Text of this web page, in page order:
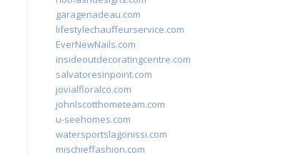
garagenadeau.com
lifestylechauffeurservice.com
EverNewNails.com
insideoutdecoratingcentre.com
salvatoresinpoint.com
jovialfloralco.com
johnlscotthometeam.com
u-seehomes.com
watersportslagonissi.com
mischieffashion.com